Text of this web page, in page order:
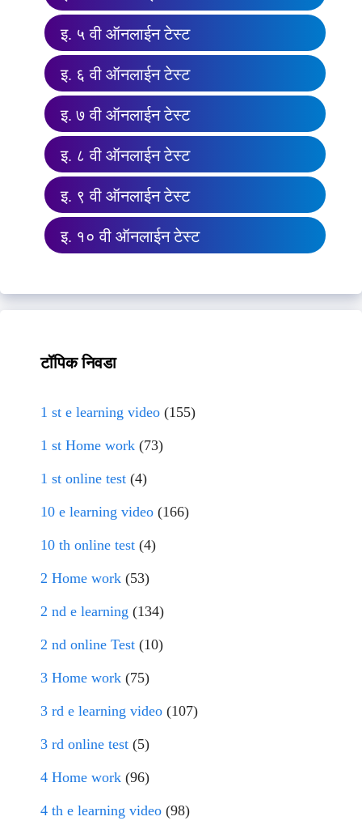
इ. ५ वी ऑनलाईन टेस्ट
इ. ६ वी ऑनलाईन टेस्ट
इ. ७ वी ऑनलाईन टेस्ट
इ. ८ वी ऑनलाईन टेस्ट
इ. ९ वी ऑनलाईन टेस्ट
इ. १० वी ऑनलाईन टेस्ट
टॉपिक निवडा
1 st e learning video (155)
1 st Home work (73)
1 st online test (4)
10 e learning video (166)
10 th online test (4)
2 Home work (53)
2 nd e learning (134)
2 nd online Test (10)
3 Home work (75)
3 rd e learning video (107)
3 rd online test (5)
4 Home work (96)
4 th e learning video (98)